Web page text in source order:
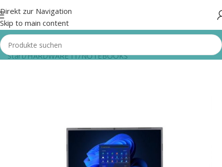
Direkt zur Navigation
Skip to main content
Start/HARDWARE IT/NOTEBOOKS